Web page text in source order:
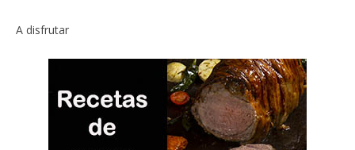
A disfrutar